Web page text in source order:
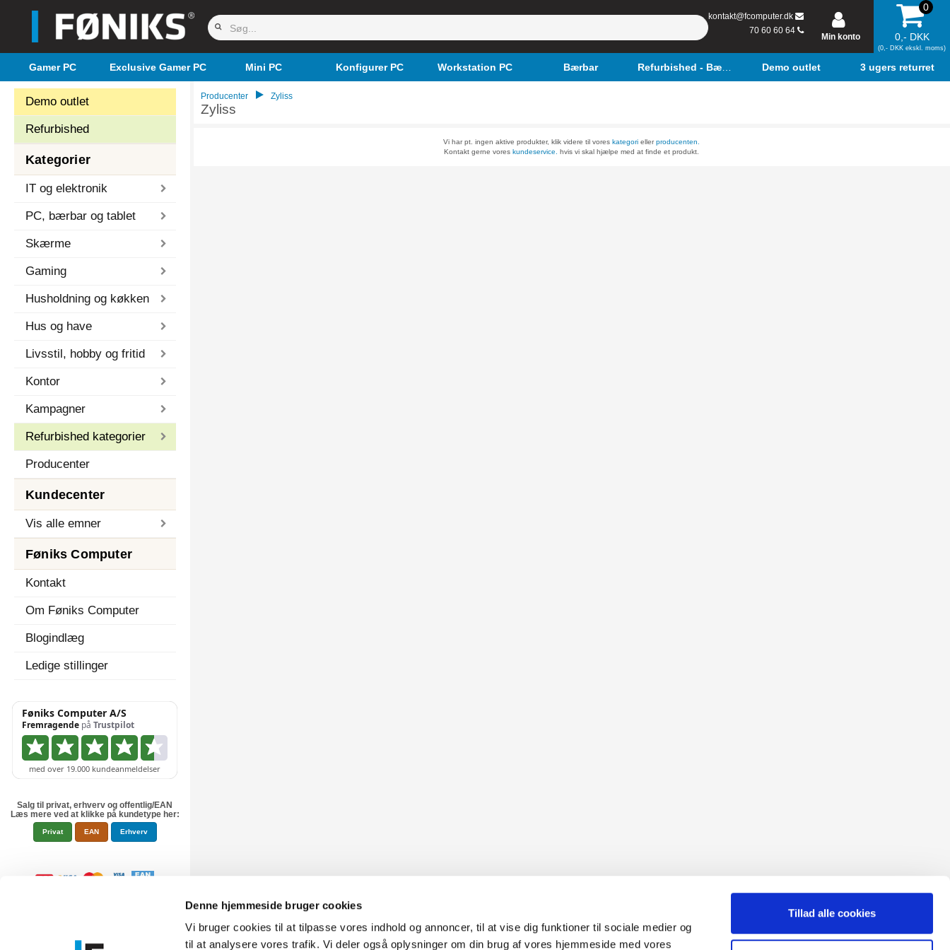
Denne hjemmeside bruger cookies
Vi bruger cookies til at tilpasse vores indhold og annoncer, til at vise dig funktioner til sociale medier og
til at analysere vores trafik. Vi deler også oplysninger om din brug af vores hjemmeside med vores
Tillad alle cookies
kontakt@fcomputer.dk
70 60 60 64
Min konto
0
0,- DKK
(0,- DKK ekskl. moms)
Gamer PC Exclusive Gamer PC Mini PC Konfigurer PC Workstation PC Bærbar Refurbished - Bærbar Demo outlet 3 ugers returret
Demo outlet
Refurbished
Kategorier
IT og elektronik
PC, bærbar og tablet
Skærme
Gaming
Husholdning og køkken
Hus og have
Livsstil, hobby og fritid
Kontor
Kampagner
Refurbished kategorier
Producenter
Kundecenter
Vis alle emner
Føniks Computer
Kontakt
Om Føniks Computer
Blogindlæg
Ledige stillinger
Salg til privat, erhverv og offentlig/EAN
Læs mere ved at klikke på kundetype her:
Privat EAN Erhverv
Producenter Zyliss
Zyliss
Vi har pt. ingen aktive produkter, klik videre til voreskategori ellerproducenten.
Kontakt gerne voreskundeservice. hvis vi skal hjælpe med at finde et produkt.